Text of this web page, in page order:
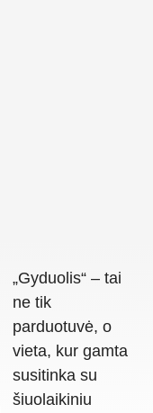
„Gyduolis“ – tai
ne tik
parduotuvė, o
vieta, kur gamta
susitinka su
šiuolaikiniu